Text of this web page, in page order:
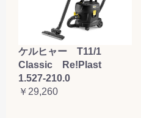
ケルヒャー T11/1
Classic Re!Plast
1.527-210.0
￥29,260